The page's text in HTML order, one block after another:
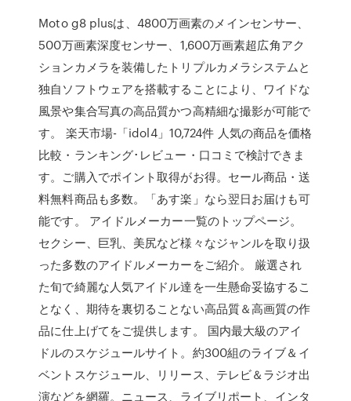
Moto g8 plusは、4800万画素のメインセンサー、
500万画素深度センサー、1,600万画素超広角アク
ションカメラを装備したトリプルカメラシステムと
独自ソフトウェアを搭載することにより、ワイドな
風景や集合写真の高品質かつ高精細な撮影が可能で
す。 楽天市場-「idol4」10,724件 人気の商品を価格
比較・ランキング･レビュー・口コミで検討できま
す。ご購入でポイント取得がお得。セール商品・送
料無料商品も多数。「あす楽」なら翌日お届けも可
能です。 アイドルメーカー一覧のトップページ。
セクシー、巨乳、美尻など様々なジャンルを取り扱
った多数のアイドルメーカーをご紹介。 厳選され
た旬で綺麗な人気アイドル達を一生懸命妥協するこ
となく、期待を裏切ることない高品質＆高画質の作
品に仕上げてをご提供します。 国内最大級のアイ
ドルのスケジュールサイト。約300組のライブ＆イ
ベントスケジュール、リリース、テレビ＆ラジオ出
演などを網羅。ニュース、ライブリポート、インタ